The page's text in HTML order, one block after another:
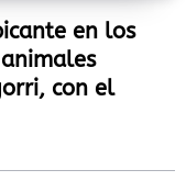
en los
con el